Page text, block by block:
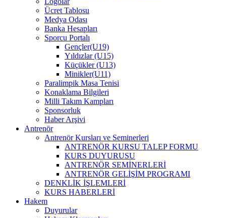
Ücret Tablosu
Medya Odası
Banka Hesapları
Sporcu Portalı
Gençler(U19)
Yıldızlar (U15)
Küçükler (U13)
Minikler(U11)
Paralimpik Masa Tenisi
Konaklama Bilgileri
Milli Takım Kampları
Sponsorluk
Haber Arşivi
Antrenör
Antrenör Kursları ve Seminerleri
ANTRENÖR KURSU TALEP FORMU
KURS DUYURUSU
ANTRENÖR SEMİNERLERİ
ANTRENÖR GELİŞİM PROGRAMI
DENKLİK İŞLEMLERİ
KURS HABERLERİ
Hakem
Duyurular